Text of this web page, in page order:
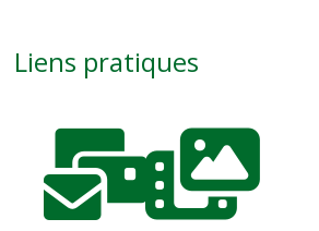
Liens pratiques